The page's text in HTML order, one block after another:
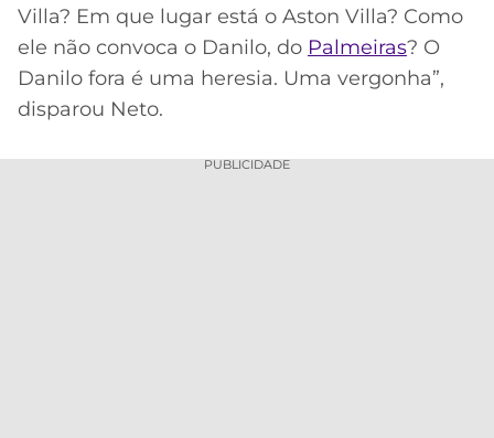
Villa? Em que lugar está o Aston Villa? Como
ele não convoca o Danilo, do Palmeiras? O
Danilo fora é uma heresia. Uma vergonha”,
disparou Neto.
PUBLICIDADE